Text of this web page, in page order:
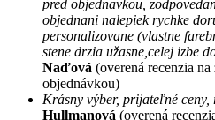
pred objednavkou,
objednani nalepiek rychke
personalizovane (vlastne
stene drzia užasne,celej izbe
Naďová (overená recenzia
objednávkou)
Krásny výber, prijateľné ceny,
Hullmanová (overená